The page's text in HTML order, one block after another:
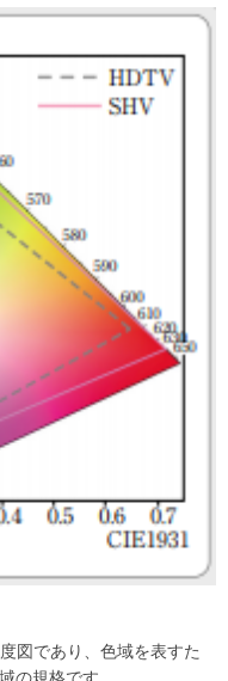
図であり、色域を表すた
の規格です。